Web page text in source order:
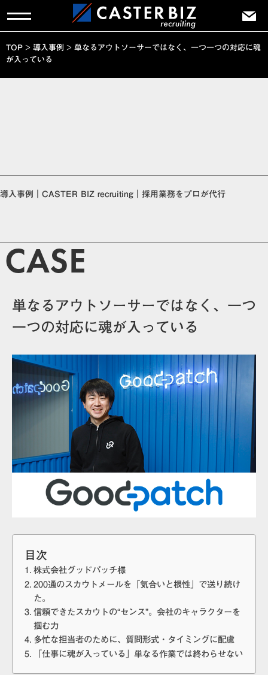
TOP > 導入事例 > 単なるアウトソーサーではなく、一つ一つの対応に魂
が入っている
導入事例｜CASTER BIZ recruiting｜採用業務をプロが代行
CASE
単なるアウトソーサーではなく、一つ
一つの対応に魂が入っている
目次
株式会社グッドパッチ様
200通のスカウトメールを「気合いと根性」で送り続け
た。
信頼できたスカウトの“センス”。会社のキャラクターを
掴む力
多忙な担当者のために、質問形式・タイミングに配慮
「仕事に魂が入っている」単なる作業では終わらせない